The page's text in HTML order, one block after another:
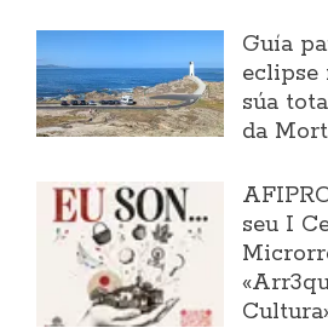
Guía
eclipse
súa
da
seu I